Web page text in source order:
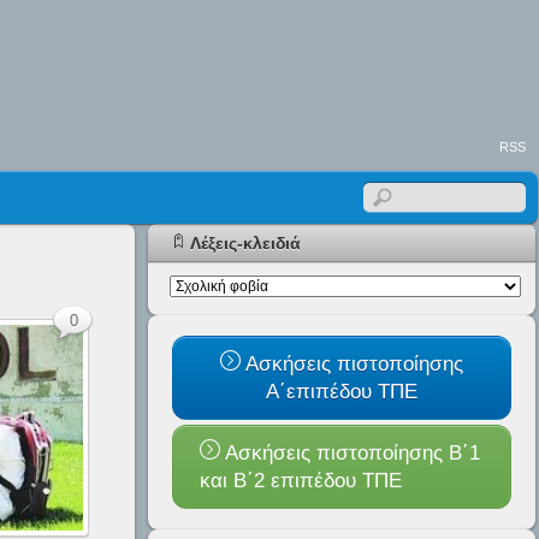
RSS
0
Λέξεις-κλειδιά
Ασκήσεις πιστοποίησης
Α΄επιπέδου ΤΠΕ
Ασκήσεις πιστοποίησης Β΄1
και B΄2 επιπέδου ΤΠΕ